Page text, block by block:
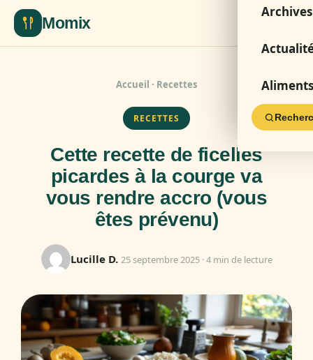
Momix
Archives
Aliments
Accueil · Recettes
RECETTES
Cette recette de ficelles
picardes à la courge va
vous rendre accro (vous
êtes prévenu)
Lucille D. 25 septembre 2025 · 4 min de lecture